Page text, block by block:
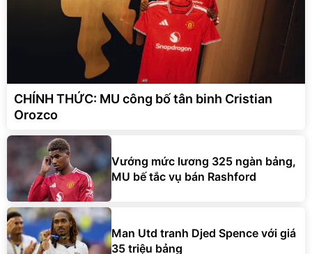
CHÍNH THỨC: MU công bố tân binh Cristian
Orozco
Vướng mức lương 325 ngàn bảng,
MU bế tắc vụ bán Rashford
Man Utd tranh Djed Spence với giá
35 triệu bảng